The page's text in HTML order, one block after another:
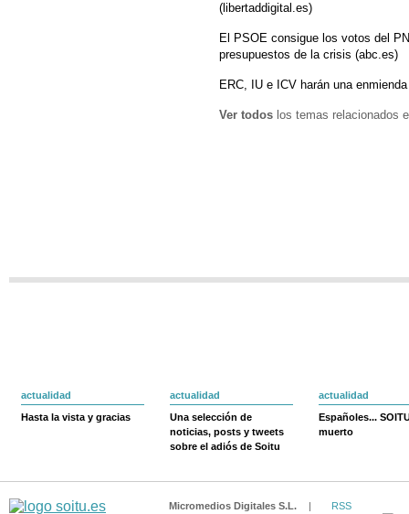
(libertaddigital.es)
El PSOE consigue los votos del
presupuestos de la crisis (abc.es)
ERC, IU e ICV harán una
Ver todos los temas relacionados
actualidad
Hasta la vista y gracias
actualidad
Una selección de
noticias, posts y tweets
sobre el adiós de Soitu
actualidad
Españoles...
muerto
Micromedios Digitales S.L. |
RSS